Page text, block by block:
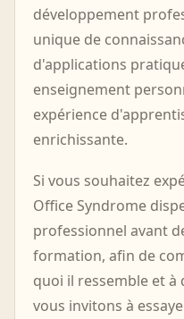
développement
unique de
d'applications
enseignement
expérience
enrichissante.
Si vous souhaitez
Office Syndrome
professionnel avant
formation, afin de
quoi il ressemble et à
vous invitons à